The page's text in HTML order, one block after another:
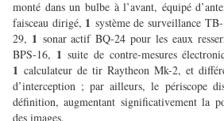
monté dans un bulbe à l’avant, équipé
faisceau dirigé, 1 système de surveillance
29, 1 sonar actif BQ-24 pour les eaux
BPS-16, 1suite de contre-mesures
1 calculateur de tir Raytheon Mk-2, et
d’interception ; par ailleurs, le périscope
définition, augmentant significativement la
des images.